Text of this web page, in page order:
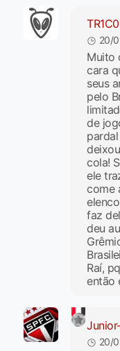
20/
Muito
cara
seus
pelo
de
cola!
ele
come
faz
deu
Raí,
então
20/